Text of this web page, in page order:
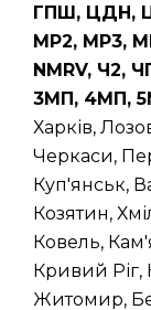
ГПШ, ЦДН,
МР2, МР3,
NMRV, Ч2,
3МП, 4МП,
Харків,
Черкаси,
Куп'янськ,
Козятин,
Ковель,
Кривий Ріг,
Житомир,